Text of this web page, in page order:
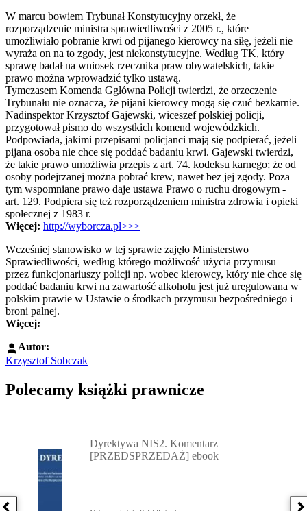
W marcu bowiem Trybunał Konstytucyjny orzekł, że
rozporządzenie ministra sprawiedliwości z 2005 r., które
umożliwiało pobranie krwi od pijanego kierowcy na siłę, jeżeli nie
wyraża on na to zgody, jest niekonstytucyjne. Według TK, który
sprawę badał na wniosek rzecznika praw obywatelskich, takie
prawo można wprowadzić tylko ustawą.
Tymczasem Komenda Ggłówna Policji twierdzi, że orzeczenie
Trybunału nie oznacza, że pijani kierowcy mogą się czuć bezkarnie.
Nadinspektor Krzysztof Gajewski, wiceszef polskiej policji,
przygotował pismo do wszystkich komend wojewódzkich.
Podpowiada, jakimi przepisami policjanci mają się podpierać, jeżeli
pijana osoba nie chce się poddać badaniu krwi. Gajewski twierdzi,
że takie prawo umożliwia przepis z art. 74. kodeksu karnego; że od
osoby podejrzanej można pobrać krew, nawet bez jej zgody. Poza
tym wspomniane prawo daje ustawa Prawo o ruchu drogowym -
art. 129. Podpiera się też rozporządzeniem ministra zdrowia i opieki
społecznej z 1983 r.
Więcej: http://wyborcza.pl>>>
Wcześniej stanowisko w tej sprawie zajęło Ministerstwo
Sprawiedliwości, według którego możliwość użycia przymusu
przez funkcjonariuszy policji np. wobec kierowcy, który nie chce się
poddać badaniu krwi na zawartość alkoholu jest już uregulowana w
polskim prawie w Ustawie o środkach przymusu bezpośredniego i
broni palnej.
Więcej:
Autor:
Krzysztof Sobczak
Polecamy książki prawnicze
Dyrektywa NIS2. Komentarz
[PRZEDSPRZEDAŻ] ebook